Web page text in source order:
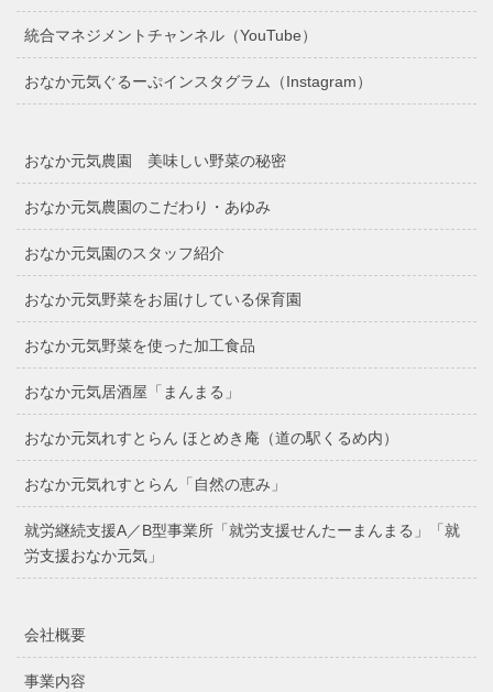
統合マネジメントチャンネル（YouTube）
おなか元気ぐるーぷインスタグラム（Instagram）
おなか元気農園 美味しい野菜の秘密
おなか元気農園のこだわり・あゆみ
おなか元気園のスタッフ紹介
おなか元気野菜をお届けしている保育園
おなか元気野菜を使った加工食品
おなか元気居酒屋「まんまる」
おなか元気れすとらん ほとめき庵（道の駅くるめ内）
おなか元気れすとらん「自然の恵み」
就労継続支援A／B型事業所「就労支援せんたーまんまる」「就
労支援おなか元気」
会社概要
事業内容